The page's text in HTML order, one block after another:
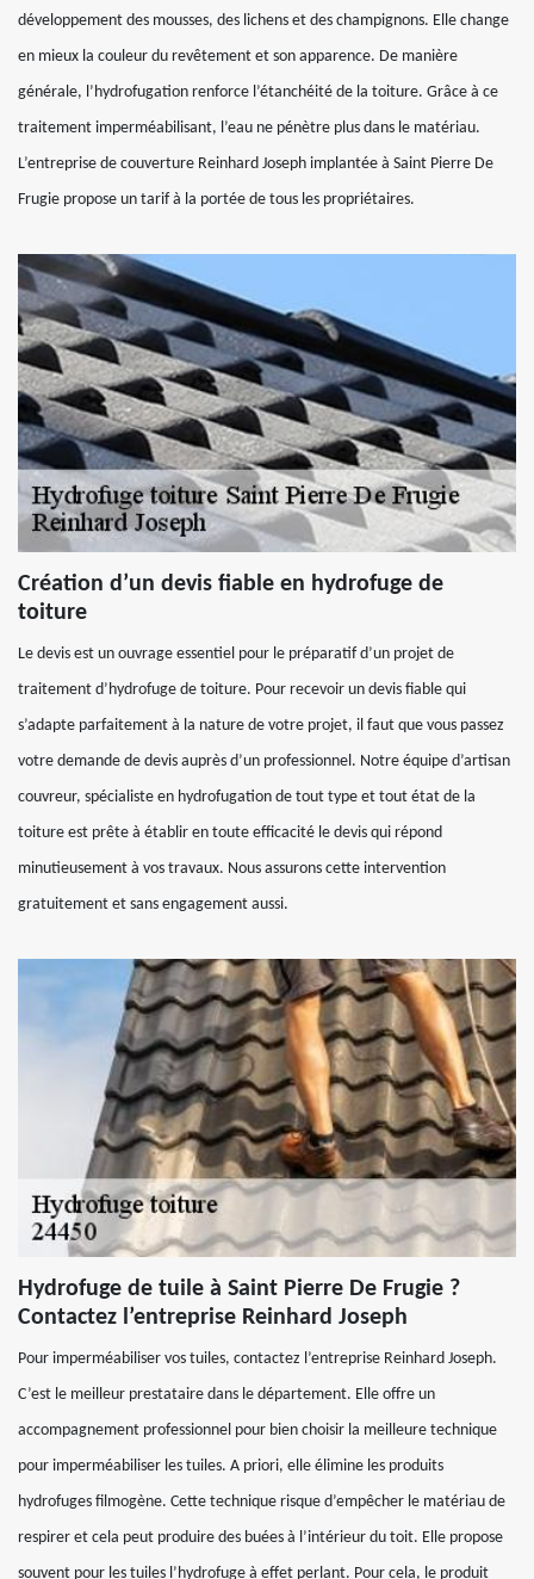
développement des mousses, des lichens et des champignons. Elle change
en mieux la couleur du revêtement et son apparence. De manière
générale, l’hydrofugation renforce l’étanchéité de la toiture. Grâce à ce
traitement imperméabilisant, l’eau ne pénètre plus dans le matériau.
L’entreprise de couverture Reinhard Joseph implantée à Saint Pierre De
Frugie propose un tarif à la portée de tous les propriétaires.
Création d’un devis fiable en hydrofuge de
toiture
Le devis est un ouvrage essentiel pour le préparatif d’un projet de
traitement d’hydrofuge de toiture. Pour recevoir un devis fiable qui
s’adapte parfaitement à la nature de votre projet, il faut que vous passez
votre demande de devis auprès d’un professionnel. Notre équipe d’artisan
couvreur, spécialiste en hydrofugation de tout type et tout état de la
toiture est prête à établir en toute efficacité le devis qui répond
minutieusement à vos travaux. Nous assurons cette intervention
gratuitement et sans engagement aussi.
Hydrofuge de tuile à Saint Pierre De Frugie ?
Contactez l’entreprise Reinhard Joseph
Pour imperméabiliser vos tuiles, contactez l’entreprise Reinhard Joseph.
C’est le meilleur prestataire dans le département. Elle offre un
accompagnement professionnel pour bien choisir la meilleure technique
pour imperméabiliser les tuiles. A priori, elle élimine les produits
hydrofuges filmogène. Cette technique risque d’empêcher le matériau de
respirer et cela peut produire des buées à l’intérieur du toit. Elle propose
souvent pour les tuiles l’hydrofuge à effet perlant. Pour cela, le produit